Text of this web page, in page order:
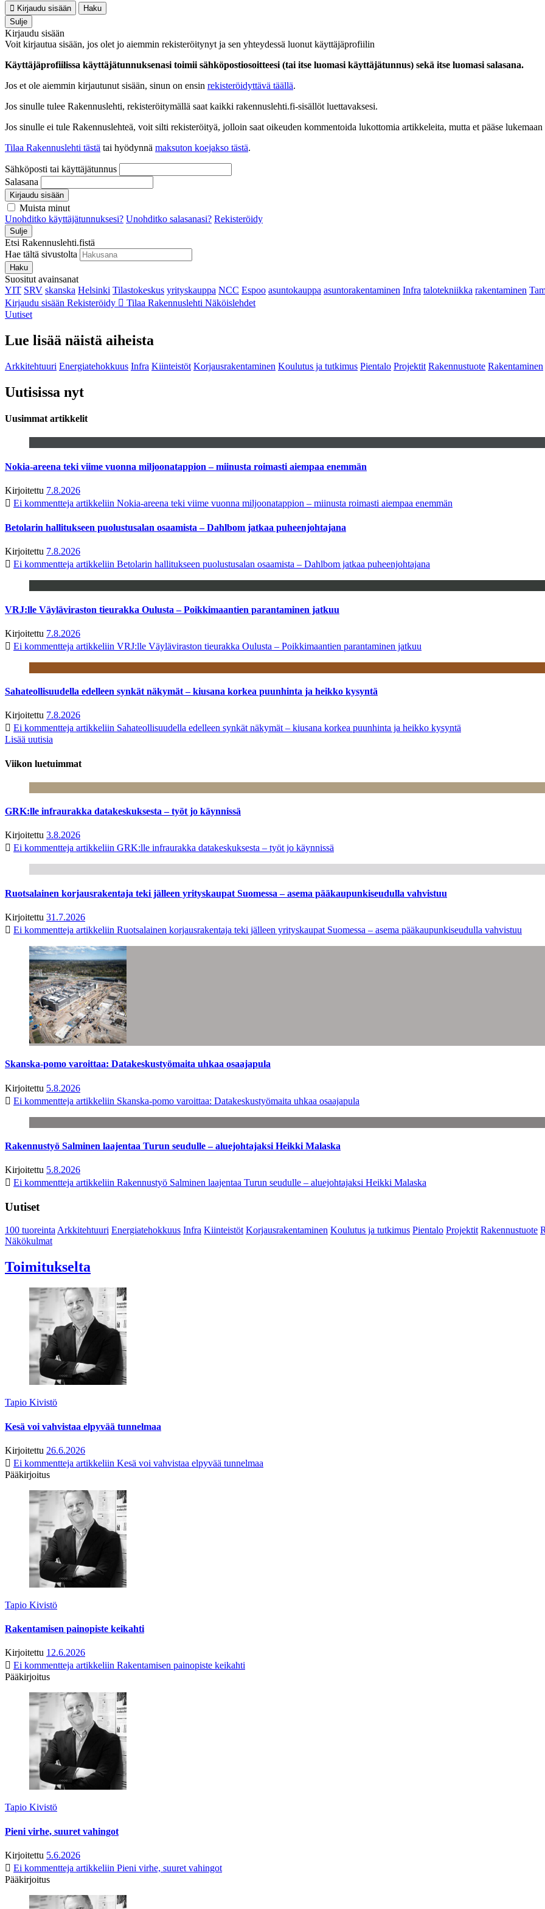
Kirjaudu sisään
Haku
Sulje
Kirjaudu sisään
Voit kirjautua sisään, jos olet jo aiemmin rekisteröitynyt ja sen yhteydessä luonut käyttäjäprofiilin
Käyttäjäprofiilissa käyttäjätunnuksenasi toimii sähköpostiosoitteesi (tai itse luomasi käyttäjätunnus) sekä itse luomasi salasana.
Jos et ole aiemmin kirjautunut sisään, sinun on ensin rekisteröidyttävä täällä.
Jos sinulle tulee Rakennuslehti, rekisteröitymällä saat kaikki rakennuslehti.fi-sisällöt luettavaksesi.
Jos sinulle ei tule Rakennuslehteä, voit silti rekisteröityä, jolloin saat oikeuden kommentoida lukottomia artikkeleita, mutta et pääse
Tilaa Rakennuslehti tästä tai hyödynnä maksuton koejakso tästä.
Sähköposti tai käyttäjätunnus
Salasana
Kirjaudu sisään
Muista minut
Unohditko käyttäjätunnuksesi? Unohditko salasanasi? Rekisteröidy
Sulje
Etsi Rakennuslehti.fistä
Hae tältä sivustolta
Haku
Suositut avainsanat
YIT SRV skanska Helsinki Tilastokeskus yrityskauppa NCC Espoo asuntokauppa asuntorakentaminen Infra talotekniikka rakentaminen
Kirjaudu sisään Rekisteröidy Tilaa Rakennuslehti Näköislehdet
Uutiset
Lue lisää näistä aiheista
Arkkitehtuuri Energiatehokkuus Infra Kiinteistöt Korjausrakentaminen Koulutus ja tutkimus Pientalo Projektit Rakennustuote Rakentaminen
Uutisissa nyt
Uusimmat artikkelit
Nokia-areena teki viime vuonna miljoonatappion – miinusta roimasti aiempaa enemmän
Kirjoitettu 7.8.2026
Ei kommentteja artikkeliin Nokia-areena teki viime vuonna miljoonatappion – miinusta roimasti aiempaa enemmän
Betolarin hallitukseen puolustusalan osaamista – Dahlbom jatkaa puheenjohtajana
Kirjoitettu 7.8.2026
Ei kommentteja artikkeliin Betolarin hallitukseen puolustusalan osaamista – Dahlbom jatkaa puheenjohtajana
VRJ:lle Väyläviraston tieurakka Oulusta – Poikkimaantien parantaminen jatkuu
Kirjoitettu 7.8.2026
Ei kommentteja artikkeliin VRJ:lle Väyläviraston tieurakka Oulusta – Poikkimaantien parantaminen jatkuu
Sahateollisuudella edelleen synkät näkymät – kiusana korkea puunhinta ja heikko kysyntä
Kirjoitettu 7.8.2026
Ei kommentteja artikkeliin Sahateollisuudella edelleen synkät näkymät – kiusana korkea puunhinta ja heikko kysyntä
Lisää uutisia
Viikon luetuimmat
GRK:lle infraurakka datakeskuksesta – työt jo käynnissä
Kirjoitettu 3.8.2026
Ei kommentteja artikkeliin GRK:lle infraurakka datakeskuksesta – työt jo käynnissä
Ruotsalainen korjausrakentaja teki jälleen yrityskaupat Suomessa – asema pääkaupunkiseudulla vahvistuu
Kirjoitettu 31.7.2026
Ei kommentteja artikkeliin Ruotsalainen korjausrakentaja teki jälleen yrityskaupat Suomessa – asema pääkaupunkiseudulla vahvistuu
Skanska-pomo varoittaa: Datakeskustyömaita uhkaa osaajapula
Kirjoitettu 5.8.2026
Ei kommentteja artikkeliin Skanska-pomo varoittaa: Datakeskustyömaita uhkaa osaajapula
Rakennustyö Salminen laajentaa Turun seudulle – aluejohtajaksi Heikki Malaska
Kirjoitettu 5.8.2026
Ei kommentteja artikkeliin Rakennustyö Salminen laajentaa Turun seudulle – aluejohtajaksi Heikki Malaska
Uutiset
100 tuoreintaArkkitehtuuri Energiatehokkuus Infra Kiinteistöt Korjausrakentaminen Koulutus ja tutkimus Pientalo Projektit Rakennustuote
Näkökulmat
Toimitukselta
Tapio Kivistö
Kesä voi vahvistaa elpyvää tunnelmaa
Kirjoitettu 26.6.2026
Ei kommentteja artikkeliin Kesä voi vahvistaa elpyvää tunnelmaa
Pääkirjoitus
Tapio Kivistö
Rakentamisen painopiste keikahti
Kirjoitettu 12.6.2026
Ei kommentteja artikkeliin Rakentamisen painopiste keikahti
Pääkirjoitus
Tapio Kivistö
Pieni virhe, suuret vahingot
Kirjoitettu 5.6.2026
Ei kommentteja artikkeliin Pieni virhe, suuret vahingot
Pääkirjoitus